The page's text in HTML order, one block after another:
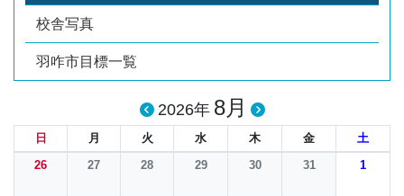
校舎写真
羽咋市目標一覧
2026年 8月
日 月 火 水 木 金
土
26
27 28 29 30 31 1